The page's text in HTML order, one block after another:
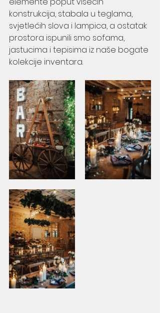
konstrukcija, stabala u teglama,
svjetlećih slova i lampica, a ostatak
prostora ispunili smo sofama,
jastucima i tepisima iz naše bogate
kolekcije inventara.